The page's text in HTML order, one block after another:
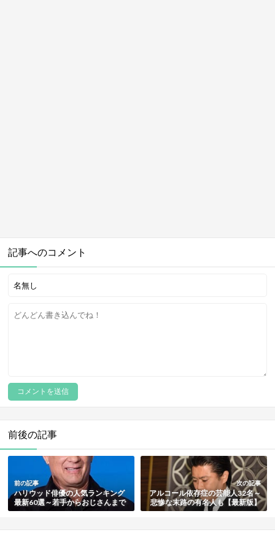
記事へのコメント
前後の記事
前の記事
ハリウッド俳優の人気ランキング
最新60選～若手からおじさんまで
【決定版】
次の記事
アルコール依存症の芸能人32名～
悲惨な末路の有名人も【最新版】